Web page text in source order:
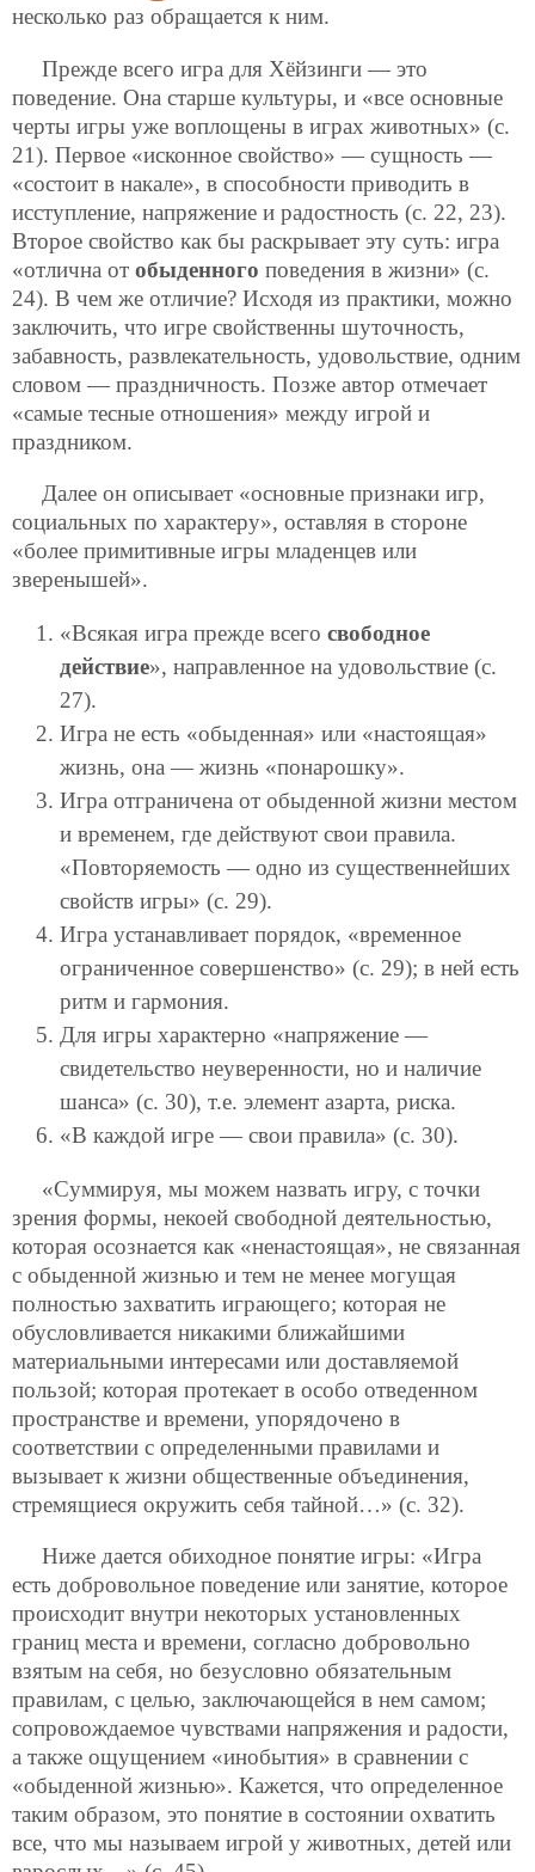
несколько раз обращается к ним.
Прежде всего игра для Хёйзинги — это
поведение. Она старше культуры, и «все основные
черты игры уже воплощены в играх животных» (с.
21). Первое «исконное свойство» — сущность —
«состоит в накале», в способности приводить в
исступление, напряжение и радостность (с. 22, 23).
Второе свойство как бы раскрывает эту суть: игра
«отлична от обыденного поведения в жизни» (с.
24). В чем же отличие? Исходя из практики, можно
заключить, что игре свойственны шуточность,
забавность, развлекательность, удовольствие, одним
словом — праздничность. Позже автор отмечает
«самые тесные отношения» между игрой и
праздником.
Далее он описывает «основные признаки игр,
социальных по характеру», оставляя в стороне
«более примитивные игры младенцев или
зверенышей».
«Всякая игра прежде всего свободное
действие», направленное на удовольствие (с.
27).
Игра не есть «обыденная» или «настоящая»
жизнь, она — жизнь «понарошку».
Игра отграничена от обыденной жизни местом
и временем, где действуют свои правила.
«Повторяемость — одно из существеннейших
свойств игры» (с. 29).
Игра устанавливает порядок, «временное
ограниченное совершенство» (с. 29); в ней есть
ритм и гармония.
Для игры характерно «напряжение —
свидетельство неуверенности, но и наличие
шанса» (с. 30), т.е. элемент азарта, риска.
«В каждой игре — свои правила» (с. 30).
«Суммируя, мы можем назвать игру, с точки
зрения формы, некоей свободной деятельностью,
которая осознается как «ненастоящая», не связанная
с обыденной жизнью и тем не менее могущая
полностью захватить играющего; которая не
обусловливается никакими ближайшими
материальными интересами или доставляемой
пользой; которая протекает в особо отведенном
пространстве и времени, упорядочено в
соответствии с определенными правилами и
вызывает к жизни общественные объединения,
стремящиеся окружить себя тайной…» (с. 32).
Ниже дается обиходное понятие игры: «Игра
есть добровольное поведение или занятие, которое
происходит внутри некоторых установленных
границ места и времени, согласно добровольно
взятым на себя, но безусловно обязательным
правилам, с целью, заключающейся в нем самом;
сопровождаемое чувствами напряжения и радости,
а также ощущением «инобытия» в сравнении с
«обыденной жизнью». Кажется, что определенное
таким образом, это понятие в состоянии охватить
все, что мы называем игрой у животных, детей или